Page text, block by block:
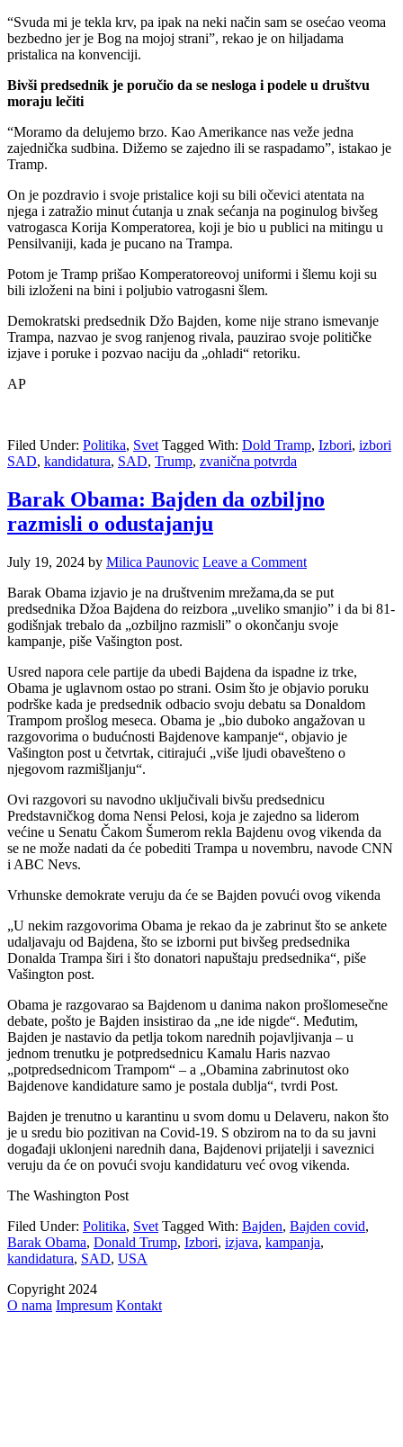
“Svuda mi je tekla krv, pa ipak na neki način sam se osećao veoma
bezbedno jer je Bog na mojoj strani”, rekao je on hiljadama
pristalica na konvenciji.
Bivši predsednik je poručio da se nesloga i podele u društvu
moraju lečiti
“Moramo da delujemo brzo. Kao Amerikance nas veže jedna
zajednička sudbina. Dižemo se zajedno ili se raspadamo”, istakao je
Tramp.
On je pozdravio i svoje pristalice koji su bili očevici atentata na
njega i zatražio minut ćutanja u znak sećanja na poginulog bivšeg
vatrogasca Korija Komperatorea, koji je bio u publici na mitingu u
Pensilvaniji, kada je pucano na Trampa.
Potom je Tramp prišao Komperatoreovoj uniformi i šlemu koji su
bili izloženi na bini i poljubio vatrogasni šlem.
Demokratski predsednik Džo Bajden, kome nije strano ismevanje
Trampa, nazvao je svog ranjenog rivala, pauzirao svoje političke
izjave i poruke i pozvao naciju da „ohladi“ retoriku.
AP
Filed Under: Politika, Svet Tagged With: Dold Tramp, Izbori, izbori
SAD, kandidatura, SAD, Trump, zvanična potvrda
Barak Obama: Bajden da ozbiljno
razmisli o odustajanju
July 19, 2024 by Milica Paunovic Leave a Comment
Barak Obama izjavio je na društvenim mrežama,da se put
predsednika Džoa Bajdena do reizbora „uveliko smanjio” i da bi 81-
godišnjak trebalo da „ozbiljno razmisli” o okončanju svoje
kampanje, piše Vašington post.
Usred napora cele partije da ubedi Bajdena da ispadne iz trke,
Obama je uglavnom ostao po strani. Osim što je objavio poruku
podrške kada je predsednik odbacio svoju debatu sa Donaldom
Trampom prošlog meseca. Obama je „bio duboko angažovan u
razgovorima o budućnosti Bajdenove kampanje“, objavio je
Vašington post u četvrtak, citirajući „više ljudi obavešteno o
njegovom razmišljanju“.
Ovi razgovori su navodno uključivali bivšu predsednicu
Predstavničkog doma Nensi Pelosi, koja je zajedno sa liderom
većine u Senatu Čakom Šumerom rekla Bajdenu ovog vikenda da
se ne može nadati da će pobediti Trampa u novembru, navode CNN
i ABC Nevs.
Vrhunske demokrate veruju da će se Bajden povući ovog vikenda
„U nekim razgovorima Obama je rekao da je zabrinut što se ankete
udaljavaju od Bajdena, što se izborni put bivšeg predsednika
Donalda Trampa širi i što donatori napuštaju predsednika“, piše
Vašington post.
Obama je razgovarao sa Bajdenom u danima nakon prošlomesečne
debate, pošto je Bajden insistirao da „ne ide nigde“. Međutim,
Bajden je nastavio da petlja tokom narednih pojavljivanja – u
jednom trenutku je potpredsednicu Kamalu Haris nazvao
„potpredsednicom Trampom“ – a „Obamina zabrinutost oko
Bajdenove kandidature samo je postala dublja“, tvrdi Post.
Bajden je trenutno u karantinu u svom domu u Delaveru, nakon što
je u sredu bio pozitivan na Covid-19. S obzirom na to da su javni
događaji uklonjeni narednih dana, Bajdenovi prijatelji i saveznici
veruju da će on povući svoju kandidaturu već ovog vikenda.
The Washington Post
Filed Under: Politika, Svet Tagged With: Bajden, Bajden covid,
Barak Obama, Donald Trump, Izbori, izjava, kampanja,
kandidatura, SAD, USA
Copyright 2024
O nama Impresum Kontakt